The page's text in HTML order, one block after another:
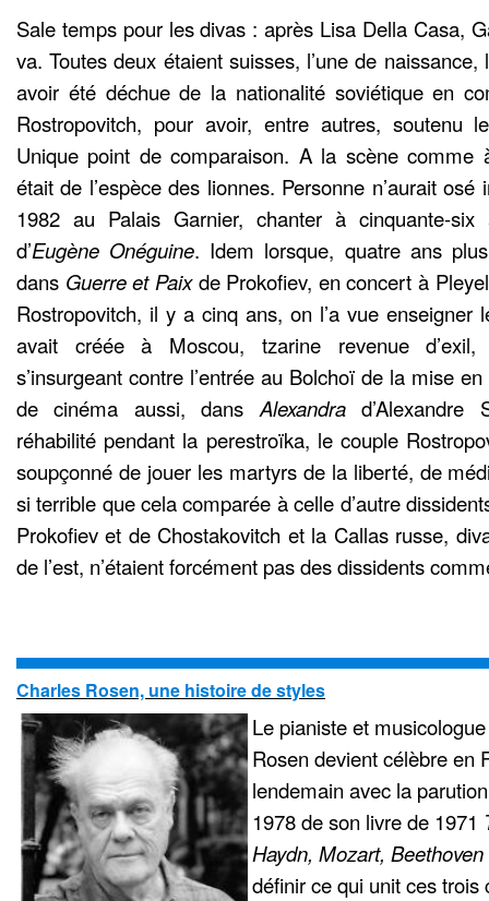
Sale temps pour les divas : après Lisa Della Casa,
va. Toutes deux étaient suisses, l’une de naissance,
avoir été déchue de la nationalité soviétique en
Rostropovitch, pour avoir, entre autres, soutenu
Unique point de comparaison. A la scène comme
était de l’espèce des lionnes. Personne n’aurait
1982 au Palais Garnier, chanter à cinquante-
d’Eugène Onéguine. Idem lorsque, quatre ans
dans Guerre et Paixde Prokofiev, en concert à
Rostropovitch, il y a cinq ans, on l’a vue enseigner
avait créée à Moscou, tzarine revenue
s’insurgeant contre l’entrée au Bolchoï de la mise
de cinéma aussi, dansAlexandrad’Alexandre
réhabilité pendant la perestroïka, le couple
soupçonné de jouer les martyrs de la liberté, de
si terrible que cela comparée à celle d’autre
Prokofiev et de Chostakovitch et la Callas russe,
de l’est, n’étaient forcément pas des dissidents
Charles Rosen, une histoire de styles
Le pianiste et
Rosen devient célèbre en
lendemain avec la
1978 de son livre de 1971
Haydn, Mozart, Beethoven
définir ce qui unit ces trois